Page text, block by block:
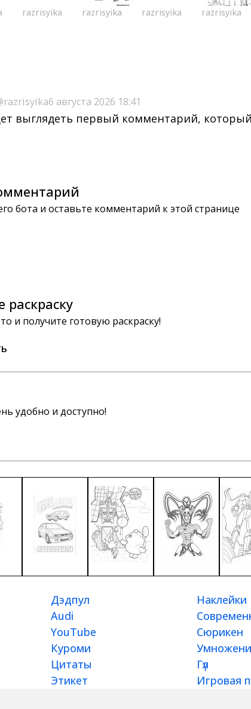
razrisyika razrisyika razrisyika razrisyika
6 августа 2026 18:41
выглядеть первый комментарий,
бота и оставьте комментарий к этой странице
раскраску
и получите готовую раскраску!
удобно и доступно!
Дэдпул Наклейки
Audi
YouTube Сюрикен
Куроми
Цитаты Гүл
Этикет Игровая